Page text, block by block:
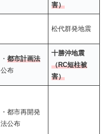
害）
松代群発地震
・都市計画法
公布
十勝沖地震
（RC短柱被
害）
・都市再開発
法公布